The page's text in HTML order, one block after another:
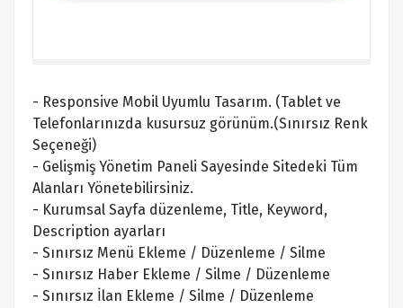
- Responsive Mobil Uyumlu Tasarım. (Tablet ve
Telefonlarınızda kusursuz görünüm.(Sınırsız Renk
Seçeneği)
- Gelişmiş Yönetim Paneli Sayesinde Sitedeki Tüm
Alanları Yönetebilirsiniz.
- Kurumsal Sayfa düzenleme, Title, Keyword,
Description ayarları
- Sınırsız Menü Ekleme / Düzenleme / Silme
- Sınırsız Haber Ekleme / Silme / Düzenleme
- Sınırsız İlan Ekleme / Silme / Düzenleme